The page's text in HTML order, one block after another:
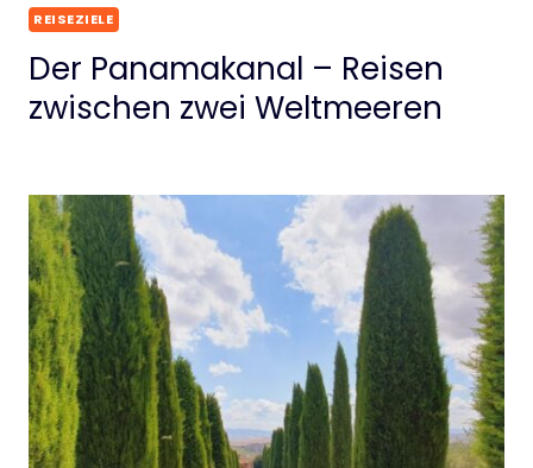
REISEZIELE
Der Panamakanal – Reisen
zwischen zwei Weltmeeren